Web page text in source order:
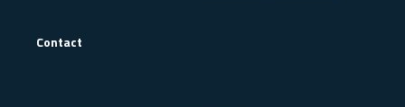
Contact